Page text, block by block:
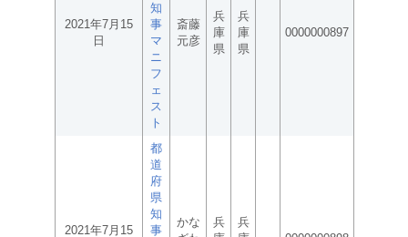
2021年7月15
日
知
事
マ
ニ
フ
ェ
ス
ト
斎藤
元彦
兵
庫
県
兵
庫
県
0000000897
2021年7月15
都
道
府
県
知
事
かな
兵
兵